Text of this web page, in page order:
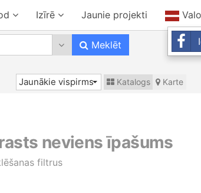
Izīrē Jaunie projekti
0 results are available, use up
Meklēt
Jaunākie vispirms Katalogs Karte
neviens īpašums
filtrus